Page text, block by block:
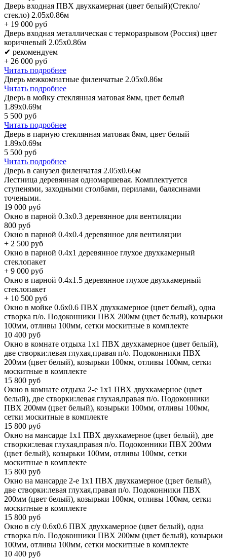
Дверь входная ПВХ двухкамерная (цвет белый)(Стекло/
стекло) 2.05х0.86м
+ 19 000 руб
Дверь входная металлическая с терморазрывом (Россия) цвет
коричневый 2.05х0.86м
✔ рекомендуем
+ 26 000 руб
Читать подробнее
Дверь межкомнатные филенчатые 2.05х0.86м
Читать подробнее
Дверь в мойку стеклянная матовая 8мм, цвет белый
1.89х0.69м
5 500 руб
Читать подробнее
Дверь в парную стеклянная матовая 8мм, цвет белый
1.89х0.69м
5 500 руб
Читать подробнее
Дверь в санузел филенчатая 2.05х0.66м
Лестница деревянная одномаршевая. Комплектуется
ступенями, заходными столбами, перилами, балясинами
точеными.
19 000 руб
Окно в парной 0.3х0.3 деревянное для вентиляции
800 руб
Окно в парной 0.4х0.4 деревянное для вентиляции
+ 2 500 руб
Окно в парной 0.4х1 деревянное глухое двухкамерный
стеклопакет
+ 9 000 руб
Окно в парной 0.4х1.5 деревянное глухое двухкамерный
стеклопакет
+ 10 500 руб
Окно в мойке 0.6х0.6 ПВХ двухкамерное (цвет белый), одна
створка п/о. Подоконники ПВХ 200мм (цвет белый), козырьки
100мм, отливы 100мм, сетки москитные в комплекте
10 400 руб
Окно в комнате отдыха 1х1 ПВХ двухкамерное (цвет белый),
две створки:левая глухая,правая п/о. Подоконники ПВХ
200мм (цвет белый), козырьки 100мм, отливы 100мм, сетки
москитные в комплекте
15 800 руб
Окно в комнате отдыха 2-е 1х1 ПВХ двухкамерное (цвет
белый), две створки:левая глухая,правая п/о. Подоконники
ПВХ 200мм (цвет белый), козырьки 100мм, отливы 100мм,
сетки москитные в комплекте
15 800 руб
Окно на мансарде 1х1 ПВХ двухкамерное (цвет белый), две
створки:левая глухая,правая п/о. Подоконники ПВХ 200мм
(цвет белый), козырьки 100мм, отливы 100мм, сетки
москитные в комплекте
15 800 руб
Окно на мансарде 2-е 1х1 ПВХ двухкамерное (цвет белый),
две створки:левая глухая,правая п/о. Подоконники ПВХ
200мм (цвет белый), козырьки 100мм, отливы 100мм, сетки
москитные в комплекте
15 800 руб
Окно в с/у 0.6х0.6 ПВХ двухкамерное (цвет белый), одна
створка п/о. Подоконники ПВХ 200мм (цвет белый), козырьки
100мм, отливы 100мм, сетки москитные в комплекте
10 400 руб